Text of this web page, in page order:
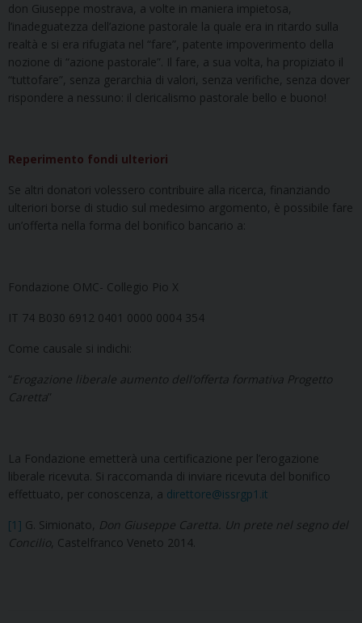
don Giuseppe mostrava, a volte in maniera impietosa,
l’inadeguatezza dell’azione pastorale la quale era in ritardo sulla
realtà e si era rifugiata nel “fare”, patente impoverimento della
nozione di “azione pastorale”. Il fare, a sua volta, ha propiziato il
“tuttofare”, senza gerarchia di valori, senza verifiche, senza dover
rispondere a nessuno: il clericalismo pastorale bello e buono!
Reperimento fondi ulteriori
Se altri donatori volessero contribuire alla ricerca, finanziando
ulteriori borse di studio sul medesimo argomento, è possibile fare
un’offerta nella forma del bonifico bancario a:
Fondazione OMC- Collegio Pio X
IT 74 B030 6912 0401 0000 0004 354
Come causale si indichi:
“Erogazione liberale aumento dell’offerta formativa Progetto
Caretta”
La Fondazione emetterà una certificazione per l’erogazione
liberale ricevuta. Si raccomanda di inviare ricevuta del bonifico
effettuato, per conoscenza, a direttore@issrgp1.it
[1] G. Simionato, Don Giuseppe Caretta. Un prete nel segno del
Concilio, Castelfranco Veneto 2014.